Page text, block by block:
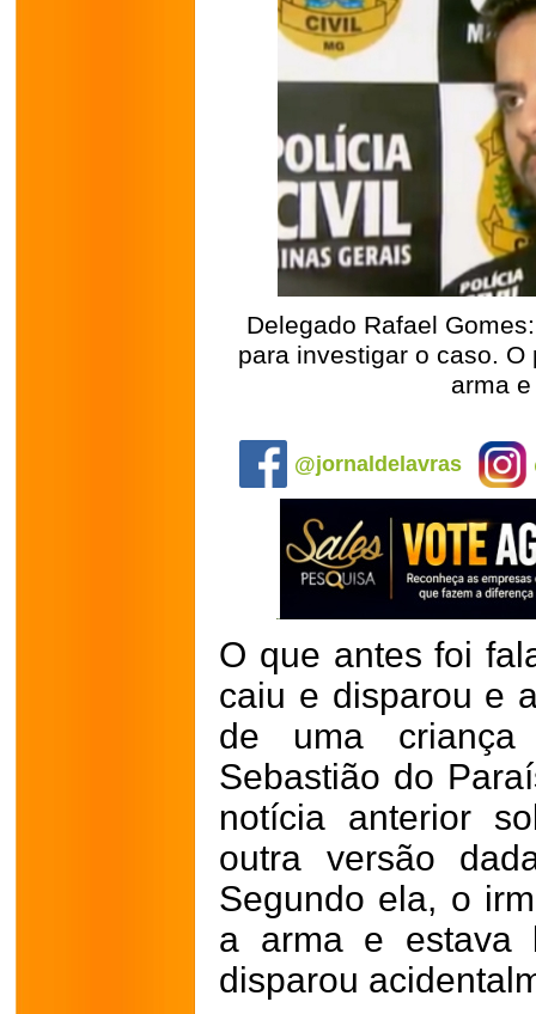
Delegado Rafael
para investigar o caso.
arma
@jornaldelavras
O que antes foi
caiu e disparou e
de uma
Sebastião do
notícia anterior
outra versão
Segundo ela, o
a arma e estava
disparou